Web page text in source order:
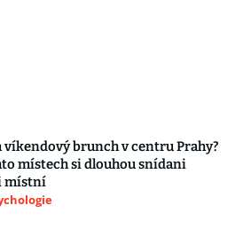
víkendový brunch v centru Prahy?
místech si dlouhou snídani
místní